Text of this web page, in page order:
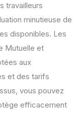
travailleurs
minutieuse de
disponibles. Les
Mutuelle et
aux
et des tarifs
vous pouvez
efficacement